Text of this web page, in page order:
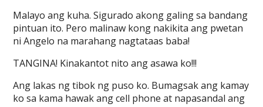
Malayo ang kuha. Sigurado akong galing sa bandang
pintuan ito. Pero malinaw kong nakikita ang pwetan
ni Angelo na marahang nagtataas baba!
TANGINA! Kinakantot nito ang asawa ko!!!
Ang lakas ng tibok ng puso ko. Bumagsak ang kamay
ko sa kama hawak ang cell phone at napasandal ang